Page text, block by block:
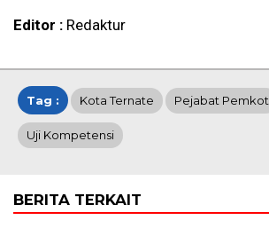
Editor : Redaktur
Tag : Kota Ternate Pejabat Pemkot
Uji Kompetensi
BERITA TERKAIT